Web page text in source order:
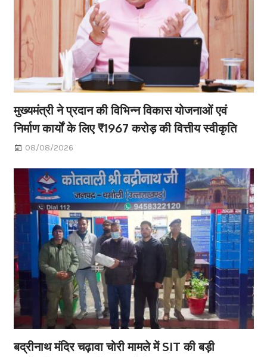
मुख्यमंत्री ने प्रदान की विभिन्न विकास योजनाओं एवं
निर्माण कार्यों के लिए ₹1967 करोड़ की वित्तीय स्वीकृति
08/08/2026
बद्रीनाथ मंदिर चढ़ावा चोरी मामले में SIT की बड़ी